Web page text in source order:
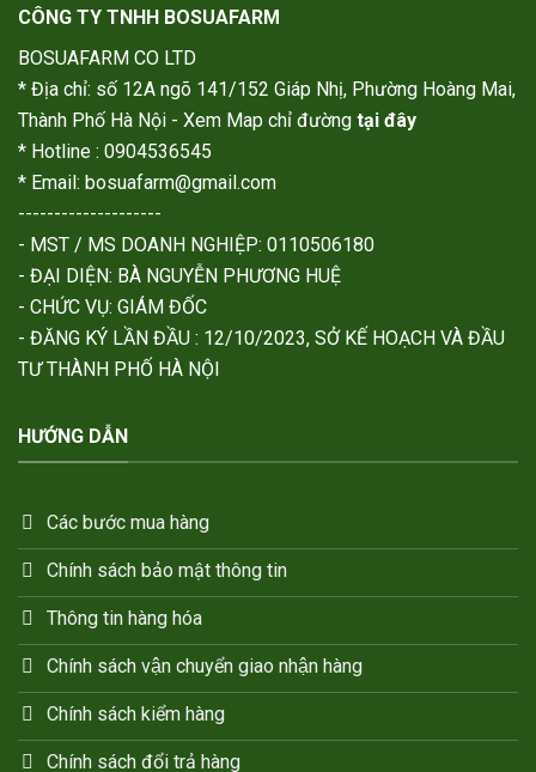
CÔNG TY TNHH BOSUAFARM
BOSUAFARM CO LTD
* Địa chỉ: số 12A ngõ 141/152 Giáp Nhị, Phường Hoàng Mai,
Thành Phố Hà Nội - Xem Map chỉ đường tại đây
* Hotline : 0904536545
* Email: bosuafarm@gmail.com
--------------------
- MST / MS DOANH NGHIỆP: 0110506180
- ĐẠI DIỆN: BÀ NGUYỄN PHƯƠNG HUỆ
- CHỨC VỤ: GIÁM ĐỐC
- ĐĂNG KÝ LẦN ĐẦU : 12/10/2023, SỞ KẾ HOẠCH VÀ ĐẦU
TƯ THÀNH PHỐ HÀ NỘI
HƯỚNG DẪN
Các bước mua hàng
Chính sách bảo mật thông tin
Thông tin hàng hóa
Chính sách vận chuyển giao nhận hàng
Chính sách kiểm hàng
Chính sách đổi trả hàng